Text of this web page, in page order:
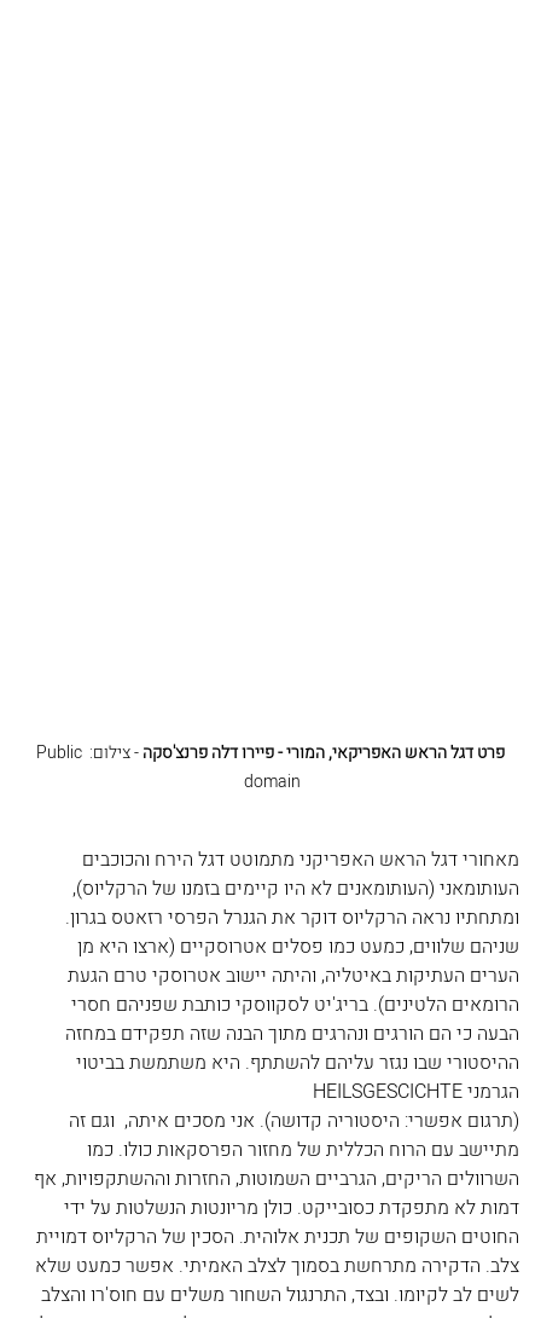
פרט דגל הראש האפריקאי, המורי - פיירו דלה פרנצ'סקה
- צילום: Public
domain
מאחורי דגל הראש האפריקני מתמוטט דגל הירח והכוכבים
העותומאני (העותומאנים לא היו קיימים בזמנו של הרקליוס),
ומתחתיו נראה הרקליוס דוקר את הגנרל הפרסי רזאטס בגרון.
שניהם שלווים, כמעט כמו פסלים אטרוסקיים (ארצו היא מן
הערים העתיקות באיטליה, והיתה יישוב אטרוסקי טרם הגעת
הרומאים הלטינים). בריג'יט לסקווסקי כותבת שפניהם חסרי
הבעה כי הם הורגים ונהרגים מתוך הבנה שזה תפקידם במחזה
ההיסטורי שבו נגזר עליהם להשתתף. היא משתמשת בביטוי
הגרמני HEILSGESCICHTE
(תרגום אפשרי: היסטוריה קדושה). אני מסכים איתה,  וגם זה
מתיישב עם הרוח הכללית של מחזור הפרסקאות כולו. כמו
השרוולים הריקים, הגרביים השמוטות, החזרות וההשתקפויות, אף
דמות לא מתפקדת כסובייקט. כולן מריונטות הנשלטות על ידי
החוטים השקופים של תכנית אלוהית. הסכין של הרקליוס דמויית
צלב. הדקירה מתרחשת בסמוך לצלב האמיתי. אפשר כמעט שלא
לשים לב לקיומו. ובצד, התרנגול השחור משלים עם חוס'רו והצלב